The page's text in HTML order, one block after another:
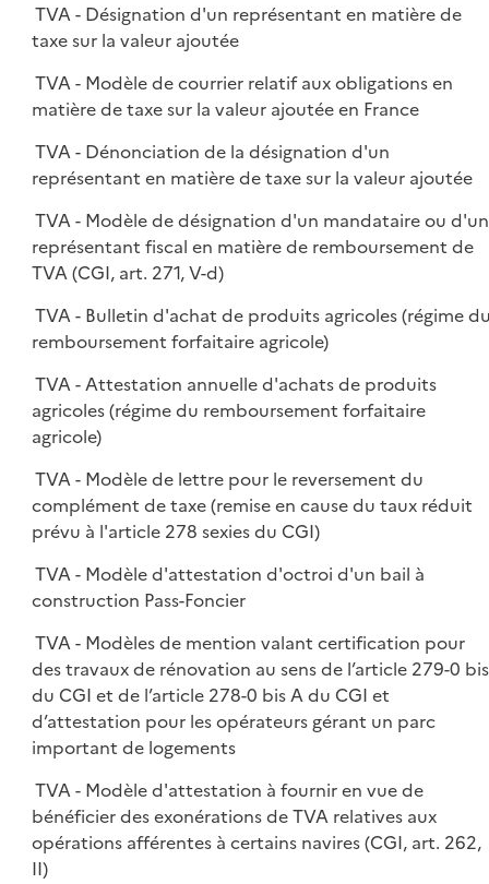
TVA - Désignation d'un représentant en matière de
taxe sur la valeur ajoutée
TVA - Modèle de courrier relatif aux obligations en
matière de taxe sur la valeur ajoutée en France
TVA - Dénonciation de la désignation d'un
représentant en matière de taxe sur la valeur ajoutée
TVA - Modèle de désignation d'un mandataire ou d'un
représentant fiscal en matière de remboursement de
TVA (CGI, art. 271, V-d)
TVA - Bulletin d'achat de produits agricoles (régime
remboursement forfaitaire agricole)
TVA - Attestation annuelle d'achats de produits
agricoles (régime du remboursement forfaitaire
agricole)
TVA - Modèle de lettre pour le reversement du
complément de taxe (remise en cause du taux réduit
prévu à l'article 278 sexies du CGI)
TVA - Modèle d'attestation d'octroi d'un bail à
construction Pass-Foncier
TVA - Modèles de mention valant certification pour
des travaux de rénovation au sens de l’article 279-0 bis
du CGI et de l’article 278-0 bis A du CGI et
d’attestation pour les opérateurs gérant un parc
important de logements
TVA - Modèle d'attestation à fournir en vue de
bénéficier des exonérations de TVA relatives aux
opérations afférentes à certains navires (CGI, art. 262,
II)